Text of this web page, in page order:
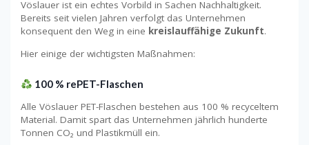
Vöslauer ist ein echtes Vorbild in Sachen Nachhaltigkeit.
Bereits seit vielen Jahren verfolgt das Unternehmen
konsequent den Weg in eine kreislauffähige Zukunft.
Hier einige der wichtigsten Maßnahmen:
100 % rePET-Flaschen
Alle Vöslauer PET-Flaschen bestehen aus 100 % recyceltem
Material. Damit spart das Unternehmen jährlich hunderte
Tonnen CO₂ und Plastikmüll ein.